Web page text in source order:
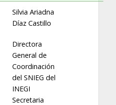
Silvia Ariadna
Díaz Castillo
Directora
General de
Coordinación
del SNIEG del
INEGI
Secretaria